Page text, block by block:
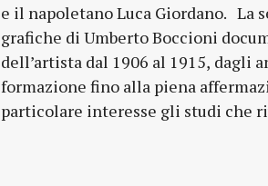
e il napoletano Luca Giordano. La sezione di opere
grafiche di Umberto Boccioni
dell’artista dal 1906 al 1915, dagli
formazione fino alla piena
particolare interesse gli studi che
maggiori correnti artistiche dal Quattrocento al
Novecento. Le espressioni artistiche
del territorio sono documentate dalle